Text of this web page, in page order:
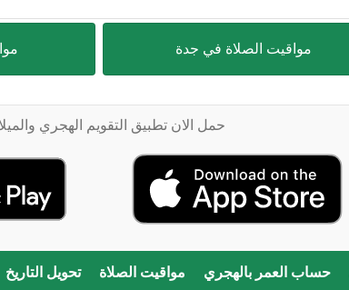
مواقيت الصلاة في جدة
حمل الان تطبيق التقويم الهجري
حساب العمر بالهجري مواقيت الصلاة تحويل التاريخ